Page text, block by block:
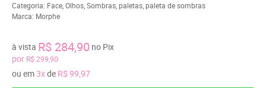
Categoria: Face Olhos Sombras paletas paleta de sombras
Marca: Morphe
por R$ 299,90
à vista R$ 284,90 no Pix
ou em3xde R$ 99,97